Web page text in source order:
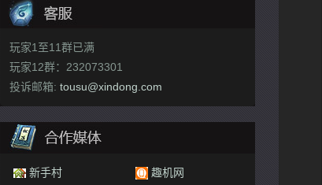
玩家1至11群已满
玩家12群：232073301
投诉邮箱: tousu@xindong.com
新手村
趣机网